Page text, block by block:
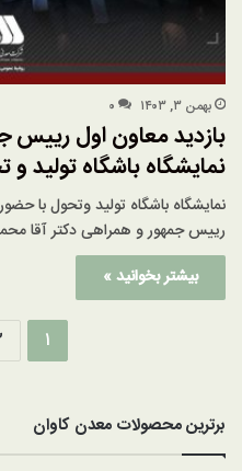
بهمن ۳, ۱۴۰۳ ۰
بازدید معاون اول رییس
نمایشگاه باشگاه تولید و‌
نمایشگاه باشگاه تولید و‌تحول با
رییس جمهور و همراهی دکتر آقا
بیشتر بخوانید »
1
برترین محصولات معدن کاوان